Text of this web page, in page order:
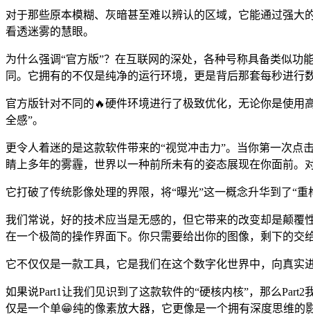
对于那些原本模糊、灰暗甚至难以辨认的区域，它能通过强
看透迷雾的慧眼。
为什么强调“官方版”？在互联网的深处，各种号称具备类似
同。它拥有的不仅是纯净的运行环境，更是背后那套每秒进行
官方版针对不同的🔥硬件环境进行了极致优化，无论你是使
全感”。
更令人着迷的是这款软件带来的“视觉冲击力”。当你第一次
睛上多年的雾霾，世界以一种前所未有的姿态展现在你面前。
它打破了传统影像处理的界限，将“曝光”这一概念升华到了“重
我们常说，好的技术应当是无感的，但它带来的改变却是颠覆
在一个极简的操作界面下。你只需要给出你的图像，剩下的交
它不仅仅是一款工具，它是我们在这个数字化世界中，向真实
如果说Part1让我们见识到了这款软件的“硬核内核”，那么
仅是一个单😁纯的像素放大器，它更像是一个拥有深度思维的